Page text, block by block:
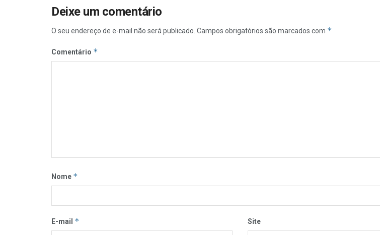
Deixe um comentário
O seu endereço de e-mail não será publicado. Campos obrigatórios são marcados com *
Comentário *
Nome *
E-mail * Site